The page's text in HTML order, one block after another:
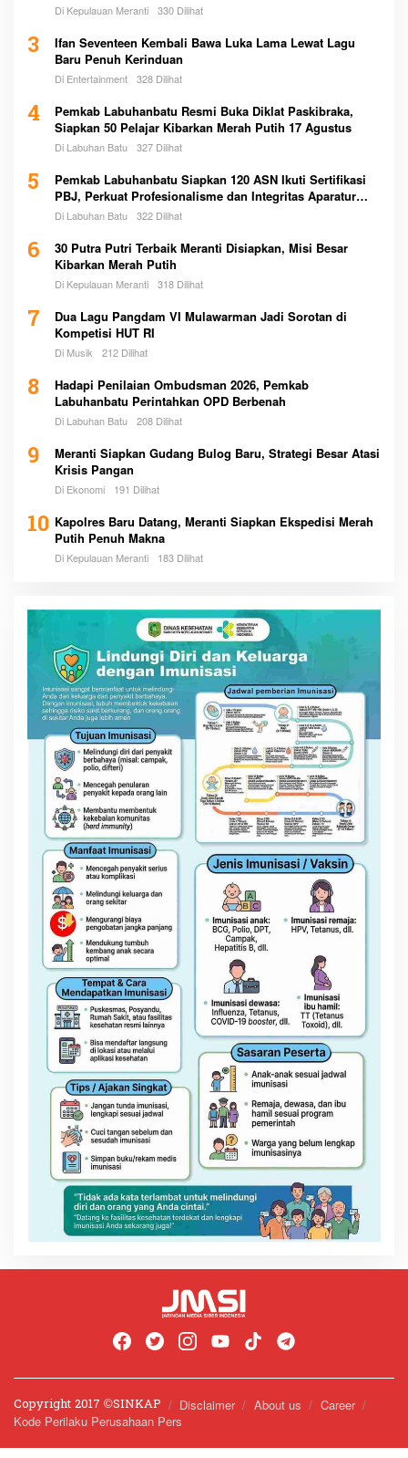
Di Kepulauan Meranti 330 Dilihat
3
Ifan Seventeen Kembali Bawa Luka Lama Lewat Lagu
Baru Penuh Kerinduan
Di Entertainment 328 Dilihat
4
Pemkab Labuhanbatu Resmi Buka Diklat Paskibraka,
Siapkan 50 Pelajar Kibarkan Merah Putih 17 Agustus
Di Labuhan Batu 327 Dilihat
5
Pemkab Labuhanbatu Siapkan 120 ASN Ikuti Sertifikasi
PBJ, Perkuat Profesionalisme dan Integritas Aparatur
Pemerintah
Di Labuhan Batu 322 Dilihat
6
30 Putra Putri Terbaik Meranti Disiapkan, Misi Besar
Kibarkan Merah Putih
Di Kepulauan Meranti 318 Dilihat
7
Dua Lagu Pangdam VI Mulawarman Jadi Sorotan di
Kompetisi HUT RI
Di Musik 212 Dilihat
8
Hadapi Penilaian Ombudsman 2026, Pemkab
Labuhanbatu Perintahkan OPD Berbenah
Di Labuhan Batu 208 Dilihat
9
Meranti Siapkan Gudang Bulog Baru, Strategi Besar Atasi
Krisis Pangan
Di Ekonomi 191 Dilihat
10 Kapolres Baru Datang, Meranti Siapkan Ekspedisi Merah
Putih Penuh Makna
Di Kepulauan Meranti 183 Dilihat
Copyright 2017 ©️SINKAP Disclaimer About us
Career
Kode Perilaku Perusahaan Pers